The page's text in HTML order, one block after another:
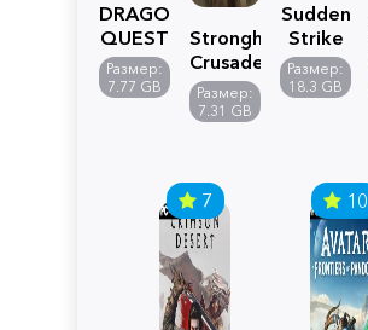
DRAGON
QUEST
VII
Reimagined
Размер:
7.77 GB
Stronghold
Crusader:
Definitive
Edition
Размер:
7.31 GB
Sudden
Strike
5
Размер:
18.3 GB
7 10